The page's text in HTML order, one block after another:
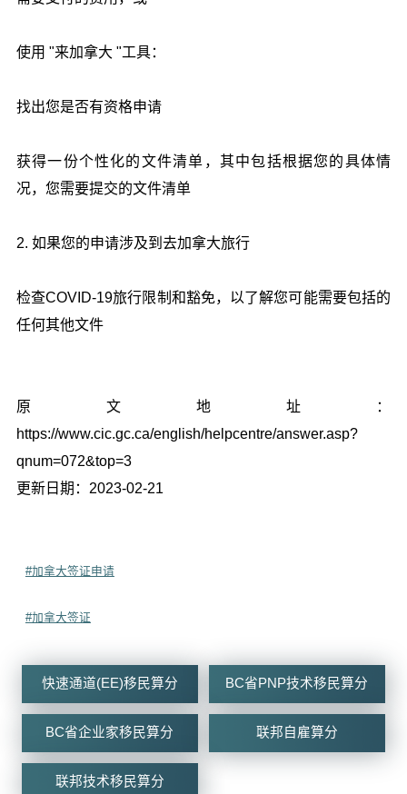
使用 "来加拿大 "工具：
找出您是否有资格申请
获得一份个性化的文件清单，其中包括根据您的具体情
况，您需要提交的文件清单
2. 如果您的申请涉及到去加拿大旅行
检查COVID-19旅行限制和豁免，以了解您可能需要包括的
任何其他文件
原文地址：
https://www.cic.gc.ca/english/helpcentre/answer.asp?
qnum=072&top=3
更新日期：2023-02-21
#加拿大签证申请
#加拿大签证
快速通道(EE)移民算分 BC省PNP技术移民算分
BC省企业家移民算分 联邦自雇算分
联邦技术移民算分